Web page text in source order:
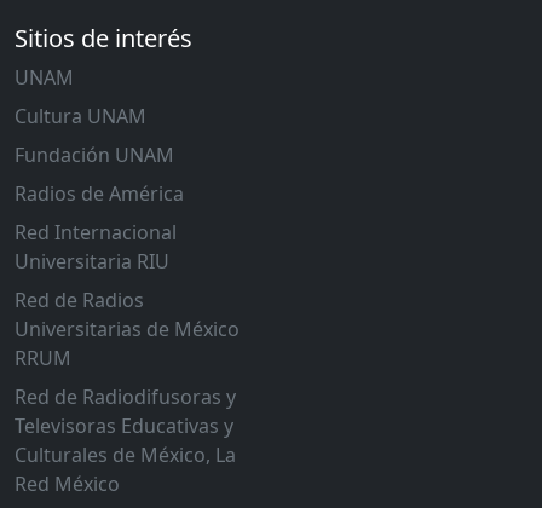
Sitios de interés
UNAM
Cultura UNAM
Fundación UNAM
Radios de América
Red Internacional
Universitaria RIU
Red de Radios
Universitarias de México
RRUM
Red de Radiodifusoras y
Televisoras Educativas y
Culturales de México, La
Red México